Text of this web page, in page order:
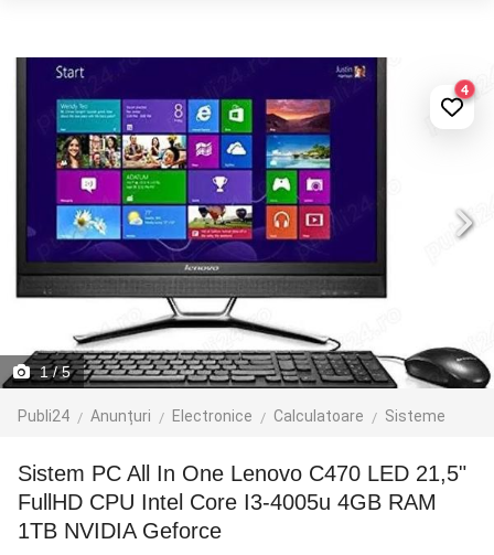
1/ 5
Publi24 Anunțuri Electronice Calculatoare Sisteme
4
Sistem PC All In One Lenovo C470 LED 21,5"
FullHD CPU Intel Core I3-4005u 4GB RAM
1TB NVIDIA Geforce